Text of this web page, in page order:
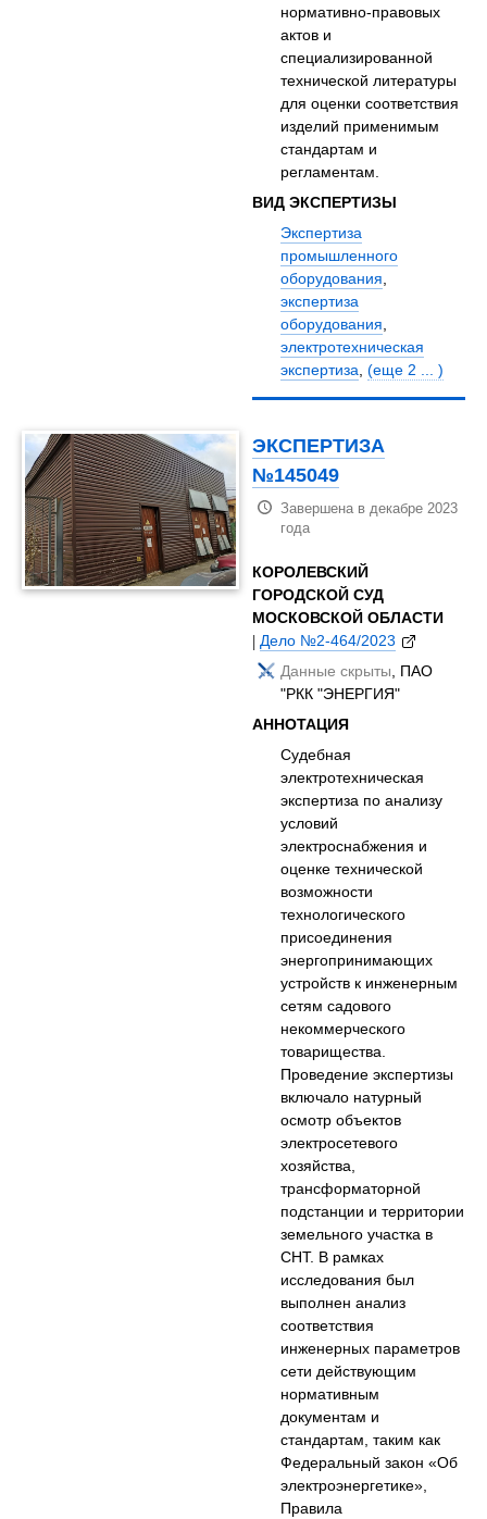
нормативно-правовых
актов и
специализированной
технической литературы
для оценки соответствия
изделий применимым
стандартам и
регламентам.
ВИД ЭКСПЕРТИЗЫ
Экспертиза
промышленного
оборудования,
экспертиза
оборудования,
электротехническая
экспертиза,(еще 2 ... )
ЭКСПЕРТИЗА
№145049
Завершена в декабре 2023
года
КОРОЛЕВСКИЙ
ГОРОДСКОЙ СУД
МОСКОВСКОЙ ОБЛАСТИ
|Дело №2-464/2023
Данные скрыты, ПАО
"РКК "ЭНЕРГИЯ"
АННОТАЦИЯ
Судебная
электротехническая
экспертиза по анализу
условий
электроснабжения и
оценке технической
возможности
технологического
присоединения
энергопринимающих
устройств к инженерным
сетям садового
некоммерческого
товарищества.
Проведение экспертизы
включало натурный
осмотр объектов
электросетевого
хозяйства,
трансформаторной
подстанции и территории
земельного участка в
СНТ. В рамках
исследования был
выполнен анализ
соответствия
инженерных параметров
сети действующим
нормативным
документам и
стандартам, таким как
Федеральный закон «Об
электроэнергетике»,
Правила